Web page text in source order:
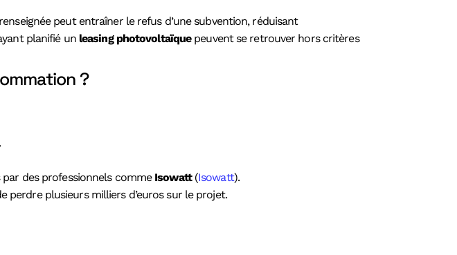
peut entraîner le refus d’une subvention, réduisant
planifié un leasing photovoltaïquepeuvent se retrouver hors critères
?
des professionnels comme Isowatt(Isowatt).
perdre plusieurs milliers d’euros sur le projet.